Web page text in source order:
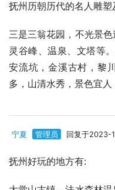
抚州历朝历代的名人雕塑
三是三翁花园，不光景
灵谷峰、温泉、文塔等
安流坑，金溪古村，黎
多，山清水秀，景色宜人
宁夏 管理员 回复于2023-
抚州好玩的地方有: